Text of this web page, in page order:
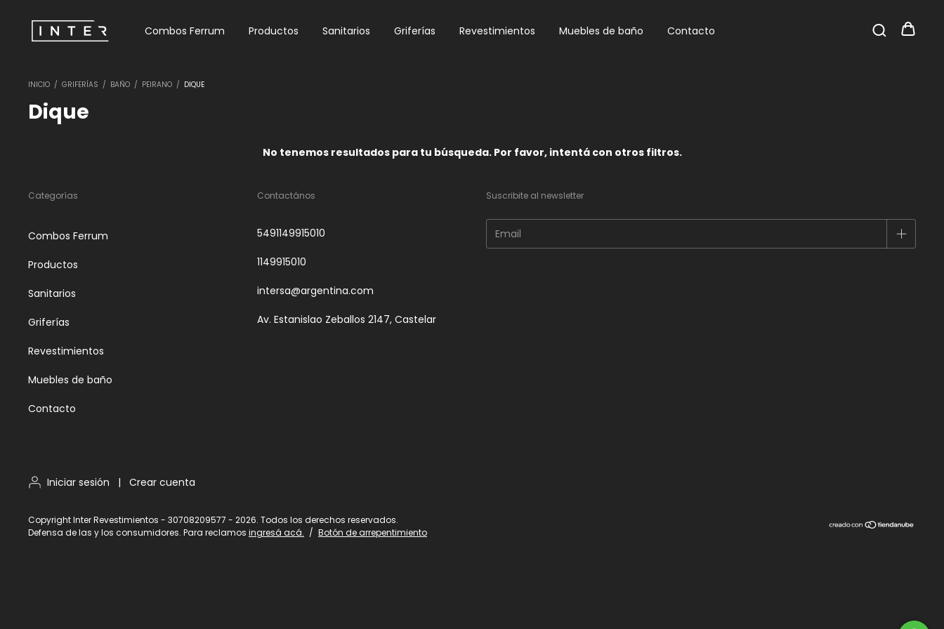
Combos Ferrum Productos Sanitarios Griferías Revestimientos Muebles de baño Contacto
INICIO / GRIFERÍAS / BAÑO / PEIRANO / DIQUE
Dique
No tenemos resultados para tu búsqueda. Por favor, intentá con otros filtros.
Categorías
Combos Ferrum
Productos
Sanitarios
Griferías
Revestimientos
Muebles de baño
Contacto
Contactános
5491149915010
1149915010
intersa@argentina.com
Av. Estanislao Zeballos 2147, Castelar
Suscribite al newsletter
Iniciar sesión | Crear cuenta
Copyright Inter Revestimientos - 30708209577 - 2026. Todos los derechos reservados.
Defensa de las y los consumidores. Para reclamos ingresá acá. / Botón de arrepentimiento